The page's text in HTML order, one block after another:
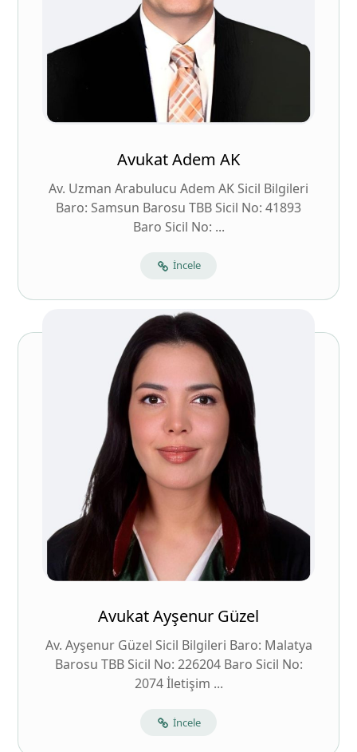
Avukat Adem AK
Av. Uzman Arabulucu Adem AK Sicil Bilgileri
Baro: Samsun Barosu TBB Sicil No: 41893
Baro Sicil No: ...
İncele
Avukat Ayşenur Güzel
Av. Ayşenur Güzel Sicil Bilgileri Baro: Malatya
Barosu TBB Sicil No: 226204 Baro Sicil No:
2074 İletişim ...
İncele